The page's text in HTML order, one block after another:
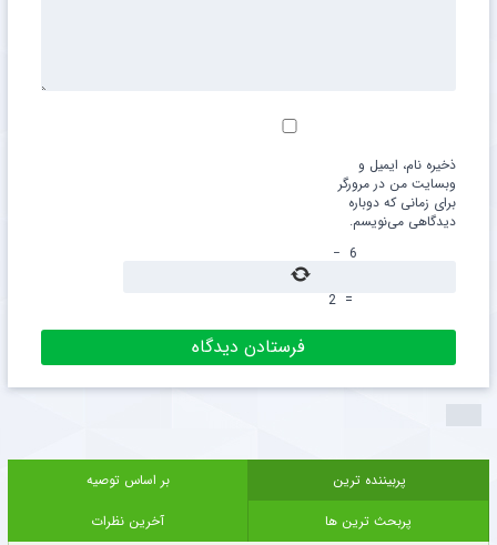
ذخیره نام، ایمیل و
وبسایت من در مرورگر
برای زمانی که دوباره
دیدگاهی می‌نویسم.
6
−
=
2
پربیننده ترین
بر اساس توصیه
پربحث ترین ها
آخرین نظرات